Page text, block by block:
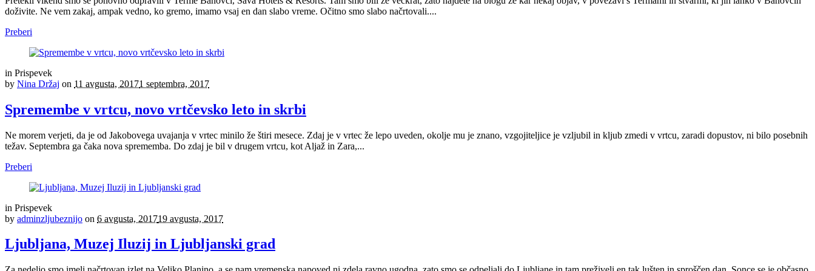
doživite. Ne vem zakaj, ampak vedno, ko gremo, imamo vsaj en dan slabo vreme. Očitno smo slabo načrtovali....
Preberi
in Prispevek
by Nina Držaj on 11 avgusta, 20171 septembra, 2017
Spremembe v vrtcu, novo vrtčevsko leto in skrbi
Ne morem verjeti, da je od Jakobovega uvajanja v vrtec minilo že štiri mesece. Zdaj je v vrtec že lepo uveden, okolje mu je znano, vzgojiteljice je vzljubil in kljub zmedi v vrtcu, zaradi dopustov, ni bilo posebnih
težav. Septembra ga čaka nova sprememba. Do zdaj je bil v drugem vrtcu, kot Aljaž in Zara,...
Preberi
in Prispevek
by adminzljubeznijo on 6 avgusta, 201719 avgusta, 2017
Ljubljana, Muzej Iluzij in Ljubljanski grad